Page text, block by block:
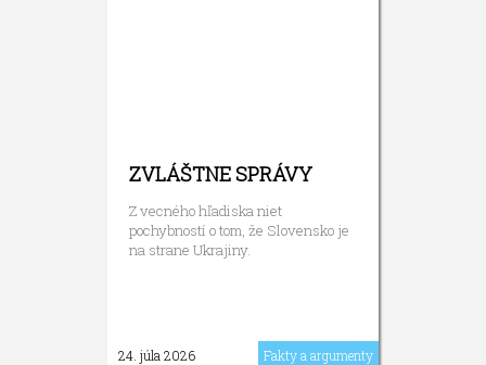
ZVLÁŠTNE SPRÁVY
Z vecného hľadiska niet
pochybností o tom, že Slovensko je
na strane Ukrajiny.
24. júla 2026 Fakty a argumenty